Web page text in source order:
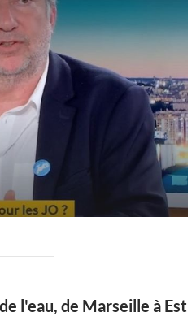
l'eau, de Marseille à Est